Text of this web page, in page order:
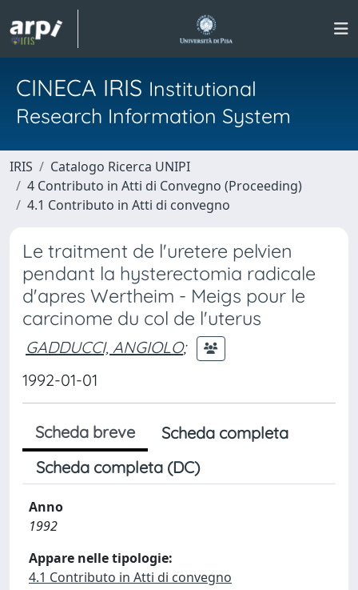
CINECA IRIS Institutional
Research Information System
IRIS
Catalogo Ricerca UNIPI
4 Contributo in Atti di Convegno (Proceeding)
4.1 Contributo in Atti di convegno
Le traitment de l'uretere pelvien
pendant la hysterectomia radicale
d'apres Wertheim - Meigs pour le
carcinome du col de l'uterus
GADDUCCI, ANGIOLO;
1992-01-01
Scheda breve
Scheda completa
Scheda completa (DC)
Anno
1992
Appare nelle tipologie:
4.1 Contributo in Atti di convegno